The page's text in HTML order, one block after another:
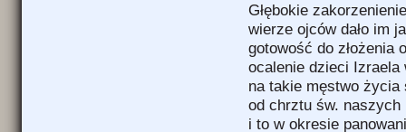
Głębokie
wierze ojców dało im
gotowość do złożenia
ocalenie dzieci Izraela
na takie męstwo życia
od chrztu św. naszych
i to w okresie